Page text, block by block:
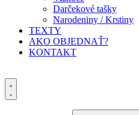
Darčekové tašky
Narodeniny / Krstiny
TEXTY
AKO OBJEDNAŤ?
KONTAKT